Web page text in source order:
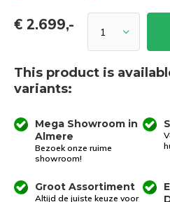
€ 2.699,-
This product is
variants:
Mega Showroom in
Almere
Bezoek onze ruime
showroom!
Groot Assortiment
Altijd de juiste keuze voor